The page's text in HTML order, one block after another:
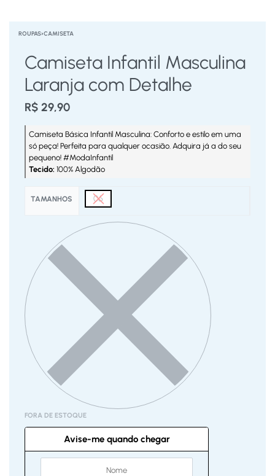
ROUPAS›CAMISETA
Camiseta Infantil Masculina
Laranja com Detalhe
R$ 29,90
Camiseta Básica Infantil Masculina: Conforto e estilo em uma
só peça! Perfeita para qualquer ocasião. Adquira já a do seu
pequeno! #ModaInfantil
Tecido: 100% Algodão
TAMANHOS 06
FORA DE ESTOQUE
Avise-me quando chegar